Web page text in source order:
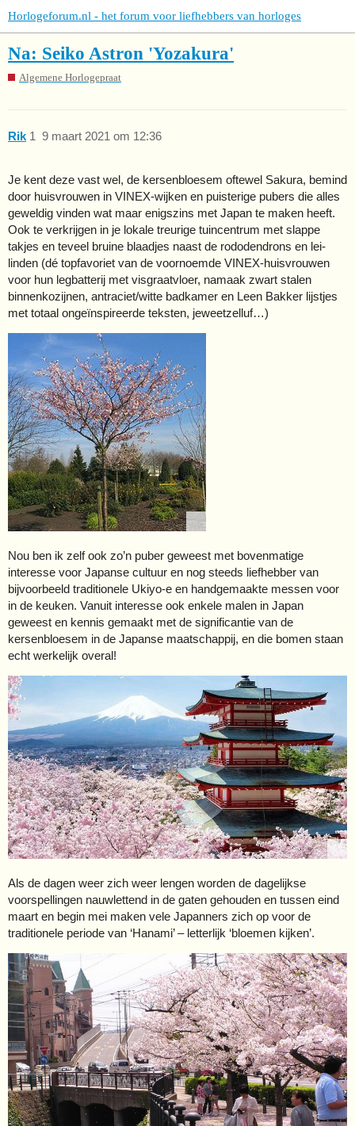
Horlogeforum.nl - het forum voor liefhebbers van horloges
Na: Seiko Astron 'Yozakura'
Algemene Horlogepraat
Rik 9 maart 2021 om 12:36
1
Je kent deze vast wel, de kersenbloesem oftewel Sakura, bemind
door huisvrouwen in VINEX-wijken en puisterige pubers die alles
geweldig vinden wat maar enigszins met Japan te maken heeft.
Ook te verkrijgen in je lokale treurige tuincentrum met slappe
takjes en teveel bruine blaadjes naast de rododendrons en lei-
linden (dé topfavoriet van de voornoemde VINEX-huisvrouwen
voor hun legbatterij met visgraatvloer, namaak zwart stalen
binnenkozijnen, antraciet/witte badkamer en Leen Bakker lijstjes
met totaal ongeïnspireerde teksten, jeweetzelluf…)
Nou ben ik zelf ook zo’n puber geweest met bovenmatige
interesse voor Japanse cultuur en nog steeds liefhebber van
bijvoorbeeld traditionele Ukiyo-e en handgemaakte messen voor
in de keuken. Vanuit interesse ook enkele malen in Japan
geweest en kennis gemaakt met de significantie van de
kersenbloesem in de Japanse maatschappij, en die bomen staan
echt werkelijk overal!
Als de dagen weer zich weer lengen worden de dagelijkse
voorspellingen nauwlettend in de gaten gehouden en tussen eind
maart en begin mei maken vele Japanners zich op voor de
traditionele periode van ‘Hanami’ – letterlijk ‘bloemen kijken’.